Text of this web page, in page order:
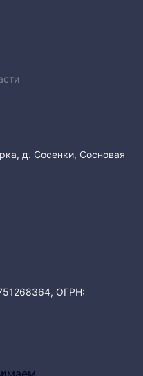
д. Сосенки, Сосновая
ОГРН: